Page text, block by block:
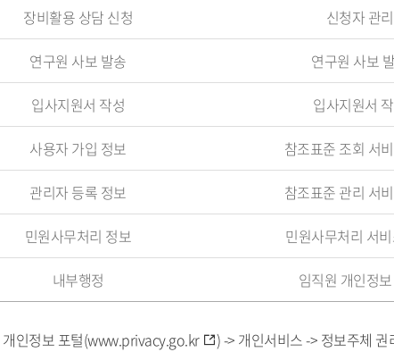
장비활용 상담 신청 신청자 관리
연구원 사보 발송 연구원 사보
입사지원서 작성 입사지원서
사용자 가입 정보 참조표준 조회 서
관리자 등록 정보 참조표준 관리 서
민원사무처리 정보 민원사무처리 서
내부행정 임직원 개인정
인정보 포털(www.privacy.go.kr
) -> 개인서비스 -> 정보주체